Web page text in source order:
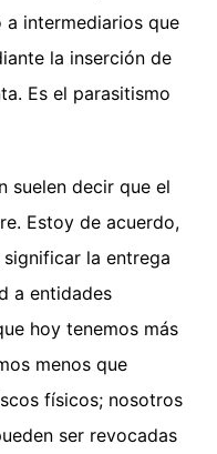
a intermediarios que
la inserción de
Es el parasitismo
suelen decir que el
Estoy de acuerdo,
la entrega
a entidades
hoy tenemos más
menos que
físicos; nosotros
ser revocadas